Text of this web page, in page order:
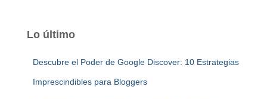
Lo último
Descubre el Poder de Google Discover: 10 Estrategias
Imprescindibles para Bloggers